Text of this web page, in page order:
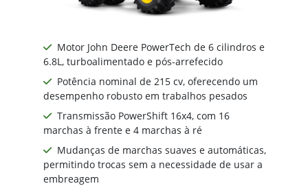
Motor John Deere PowerTech de 6 cilindros e
6.8L, turboalimentado e pós-arrefecido
Potência nominal de 215 cv, oferecendo um
desempenho robusto em trabalhos pesados
Transmissão PowerShift 16x4, com 16
marchas à frente e 4 marchas à ré
Mudanças de marchas suaves e automáticas,
permitindo trocas sem a necessidade de usar a
embreagem